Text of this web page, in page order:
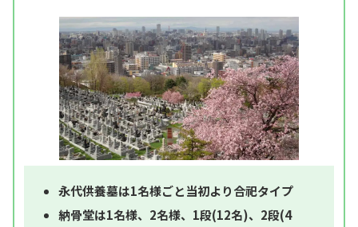
永代供養墓は1名様ごと当初より合祀タイプ
納骨堂は1名様、2名様、1段(12名)、2段(4